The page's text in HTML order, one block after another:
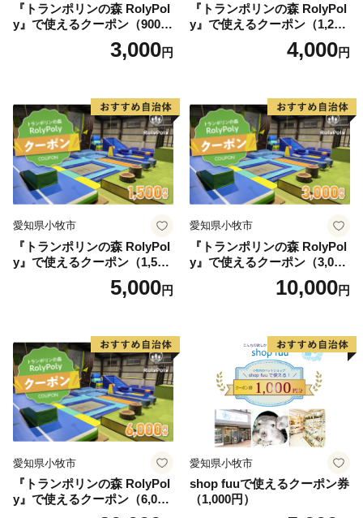
『トランポリンの森 RolyPol
y』で使えるクーポン（900
3,000円
『トランポリンの森 RolyPol
y』で使えるクーポン（1,200
4,000円
愛知県小牧市
『トランポリンの森 RolyPol
y』で使えるクーポン（1,500
5,000円
愛知県小牧市
『トランポリンの森 RolyPol
y』で使えるクーポン（3,000
10,000円
愛知県小牧市
『トランポリンの森 RolyPol
y』で使えるクーポン（6,000
愛知県小牧市
shop fuuで使えるクーポン券
（1,000円）